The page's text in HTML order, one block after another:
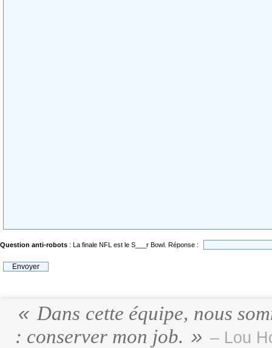
Question anti-robots : La finale NFL est le S___r Bowl. Réponse :
Dans cette équipe, nous
: conserver mon job.
– Lou